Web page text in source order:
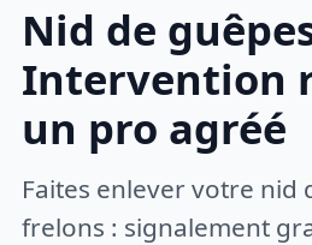
Nid de
Intervention
un pro agréé
Faites enlever votre nid
frelons : signalement